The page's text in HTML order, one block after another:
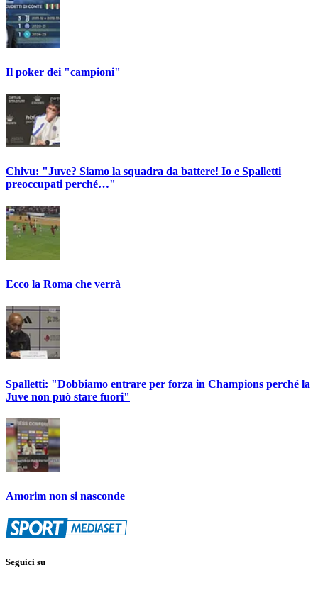
Il poker dei "campioni"
Chivu: "Juve? Siamo la squadra da battere! Io e Spalletti
preoccupati perché…"
Ecco la Roma che verrà
Spalletti: "Dobbiamo entrare per forza in Champions perché la
Juve non può stare fuori"
Amorim non si nasconde
Seguici su